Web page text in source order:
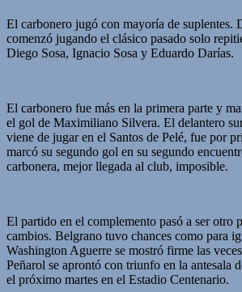
El carbonero jugó con mayoría de suplentes.
comenzó jugando el clásico pasado solo
Diego Sosa, Ignacio Sosa y Eduardo Darías.
El carbonero fue más en la primera parte y
el gol de Maximiliano Silvera. El delantero
viene de jugar en el Santos de Pelé, fue por
marcó su segundo gol en su segundo
carbonera, mejor llegada al club, imposible.
El partido en el complemento pasó a ser otro
cambios. Belgrano tuvo chances como para
Washington Aguerre se mostró firme las
Peñarol se aprontó con triunfo en la antesala
el próximo martes en el Estadio Centenario.